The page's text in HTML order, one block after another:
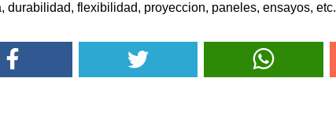
durabilidad, flexibilidad, proyeccion, paneles, ensayos, etc.